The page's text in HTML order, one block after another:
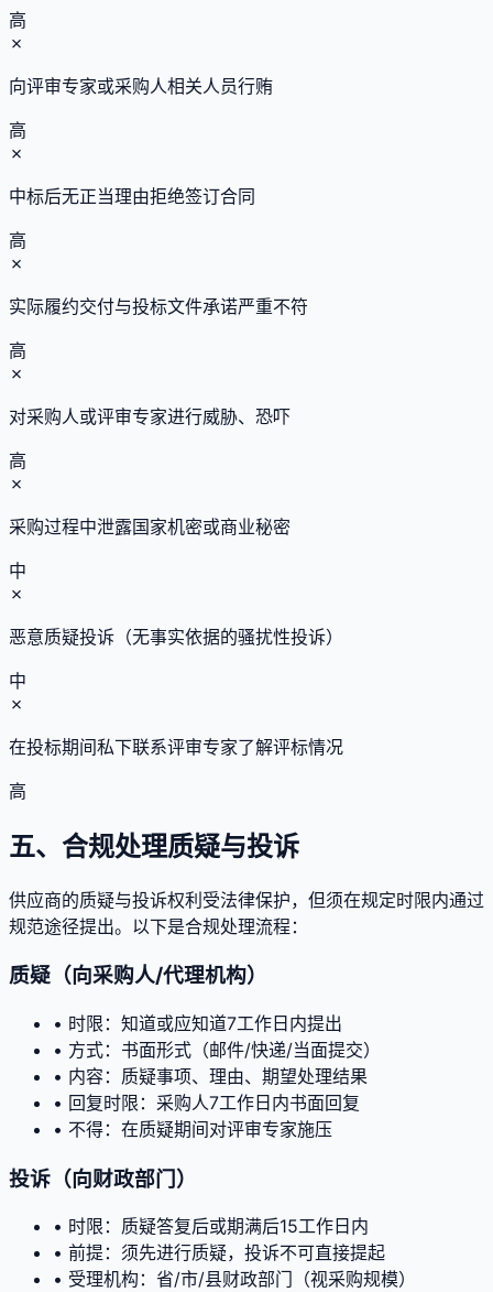
高
✗
向评审专家或采购人相关人员行贿
高
✗
中标后无正当理由拒绝签订合同
高
✗
实际履约交付与投标文件承诺严重不符
高
✗
对采购人或评审专家进行威胁、恐吓
高
✗
采购过程中泄露国家机密或商业秘密
中
✗
恶意质疑投诉（无事实依据的骚扰性投诉）
中
✗
在投标期间私下联系评审专家了解评标情况
高
五、合规处理质疑与投诉
供应商的质疑与投诉权利受法律保护，但须在规定时限内通过
规范途径提出。以下是合规处理流程：
质疑（向采购人/代理机构）
• 时限：知道或应知道7工作日内提出
• 方式：书面形式（邮件/快递/当面提交）
• 内容：质疑事项、理由、期望处理结果
• 回复时限：采购人7工作日内书面回复
• 不得：在质疑期间对评审专家施压
投诉（向财政部门）
• 时限：质疑答复后或期满后15工作日内
• 前提：须先进行质疑，投诉不可直接提起
• 受理机构：省/市/县财政部门（视采购规模）